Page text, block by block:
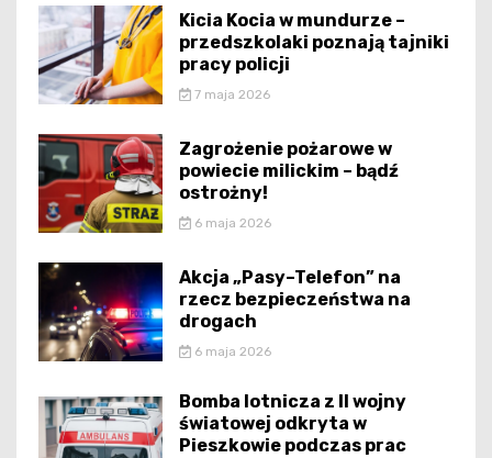
Kicia Kocia w mundurze –
przedszkolaki poznają tajniki
pracy policji
7 maja 2026
Zagrożenie pożarowe w
powiecie milickim – bądź
ostrożny!
6 maja 2026
Akcja „Pasy–Telefon” na
rzecz bezpieczeństwa na
drogach
6 maja 2026
Bomba lotnicza z II wojny
światowej odkryta w
Pieszkowie podczas prac